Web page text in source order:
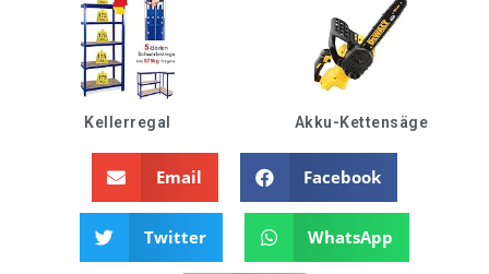
Kellerregal Akku-Kettensäge
Email Facebook
Twitter WhatsApp